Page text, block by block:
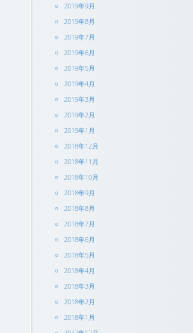
2019年9月
2019年8月
2019年7月
2019年6月
2019年5月
2019年4月
2019年3月
2019年2月
2019年1月
2018年12月
2018年11月
2018年10月
2018年9月
2018年8月
2018年7月
2018年6月
2018年5月
2018年4月
2018年3月
2018年2月
2018年1月